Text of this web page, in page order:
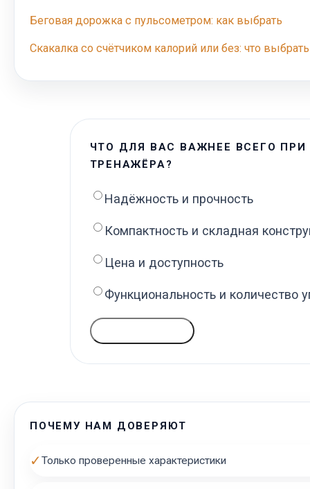
Беговая дорожка с пульсометром: как выбрать
Скакалка со счётчиком калорий или без: что
ЧТО ДЛЯ ВАС ВАЖНЕЕ ВСЕГО ПРИ
ТРЕНАЖЁРА?
Надёжность и прочность
Компактность и складная
Цена и доступность
Функциональность и количество
ПОЧЕМУ НАМ ДОВЕРЯЮТ
✓Только проверенные характеристики